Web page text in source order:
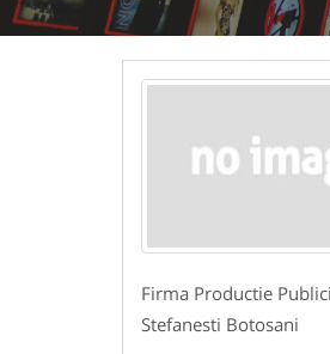
Firma Productie
Stefanesti Botosani